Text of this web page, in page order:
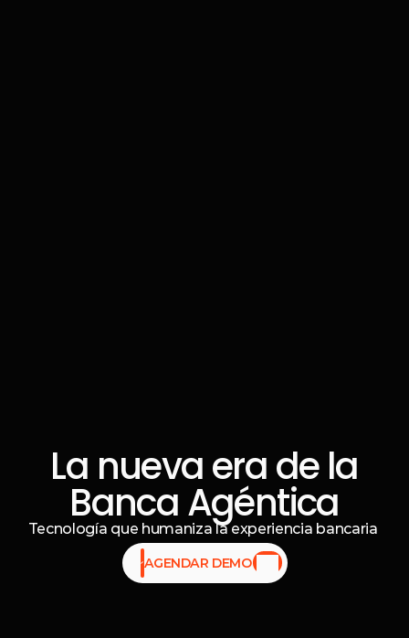
La nueva era de la
Banca Agéntica
Tecnología que humaniza la experiencia bancaria
AGENDAR DEMO